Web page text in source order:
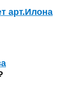
арт.Илона